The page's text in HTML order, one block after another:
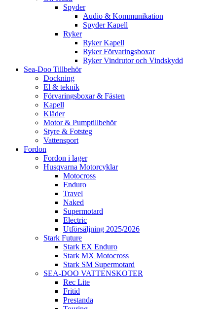
Spyder
Audio & Kommunikation
Spyder Kapell
Ryker
Ryker Kapell
Ryker Förvaringsboxar
Ryker Vindrutor och Vindskydd
Sea-Doo Tillbehör
Dockning
El & teknik
Förvaringsboxar & Fästen
Kapell
Kläder
Motor & Pumptillbehör
Styre & Fotsteg
Vattensport
Fordon
Fordon i lager
Husqvarna Motorcyklar
Motocross
Enduro
Travel
Naked
Supermotard
Electric
Utförsäljning 2025/2026
Stark Future
Stark EX Enduro
Stark MX Motocross
Stark SM Supermotard
SEA-DOO VATTENSKOTER
Rec Lite
Fritid
Prestanda